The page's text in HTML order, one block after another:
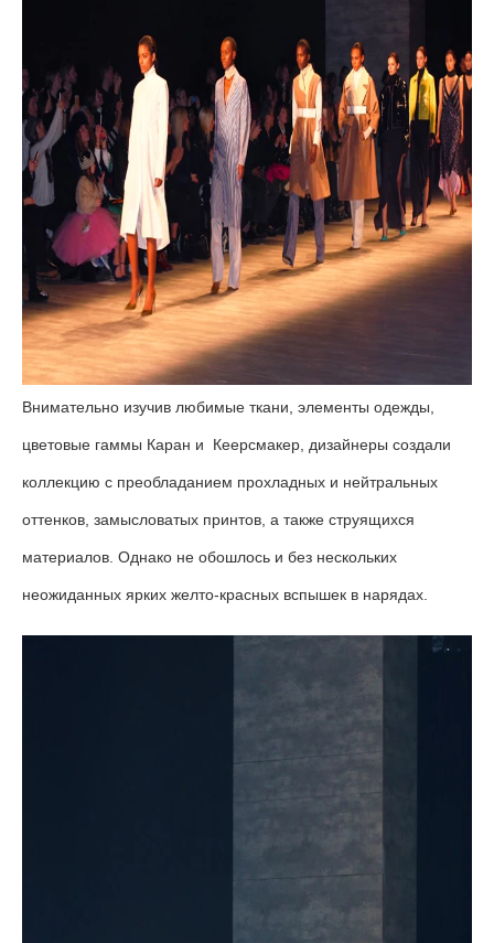
Внимательно изучив любимые ткани, элементы одежды,
цветовые гаммы Каран и Кеерсмакер, дизайнеры создали
коллекцию с преобладанием прохладных и нейтральных
оттенков, замысловатых принтов, а также струящихся
материалов. Однако не обошлось и без нескольких
неожиданных ярких желто-красных вспышек в нарядах.